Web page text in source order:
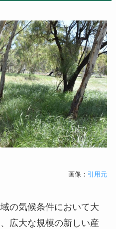
画像： 引用元
の気候条件において大
広大な規模の新しい産